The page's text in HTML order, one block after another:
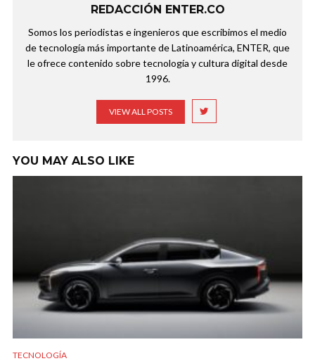
REDACCIÓN ENTER.CO
Somos los periodistas e ingenieros que escribimos el medio
de tecnología más importante de Latinoamérica, ENTER, que
le ofrece contenido sobre tecnología y cultura digital desde
1996.
VIEW ALL POSTS
YOU MAY ALSO LIKE
TECNOLOGÍA